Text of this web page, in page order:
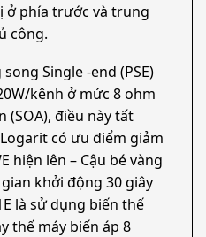
ở phía trước và trung
công.
Single -end (PSE)
kênh ở mức 8 ohm
(SOA), điều này tất
có ưu điểm giảm
hiện lên – Cậu bé vàng
khởi động 30 giây
là sử dụng biến thế
thế máy biến áp 8